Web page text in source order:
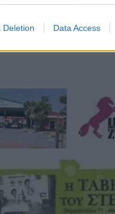
Deletion Data Access
στις Σέρρες: Νεκροί
μετωπική